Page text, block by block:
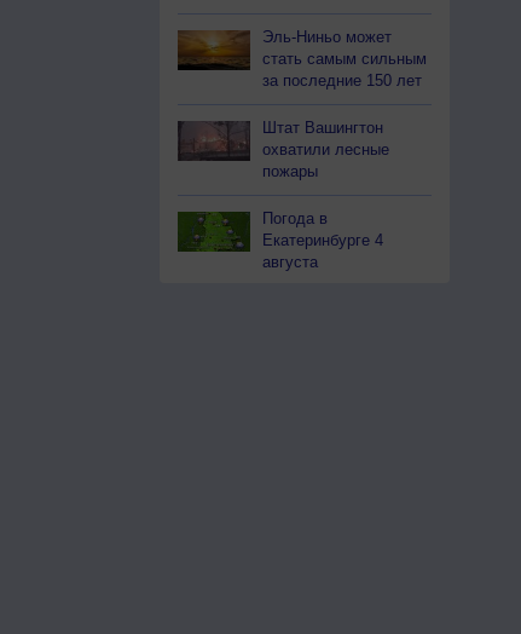
Эль-Ниньо может
стать самым сильным
за последние 150 лет
Штат Вашингтон
охватили лесные
пожары
Погода в
Екатеринбурге 4
августа